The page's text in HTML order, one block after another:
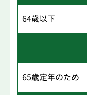
64歳以下
65歳定年のため